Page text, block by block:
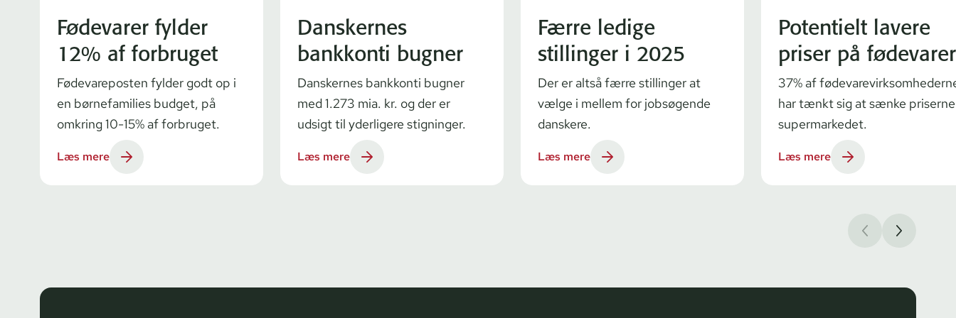
Fødevarer fylder
12% af forbruget
Fødevareposten fylder godt op i
en børnefamilies budget, på
omkring 10-15% af forbruget.
Læs mere
Danskernes
bankkonti bugner
Danskernes bankkonti bugner
med 1.273 mia. kr. og der er
udsigt til yderligere stigninger.
Læs mere
Færre ledige
stillinger i 2025
Der er altså færre stillinger at
vælge i mellem for jobsøgende
danskere.
Læs mere
Potentielt lavere
priser på fødevarer
37% af
har tænkt sig at sænke
supermarkedet.
Læs mere